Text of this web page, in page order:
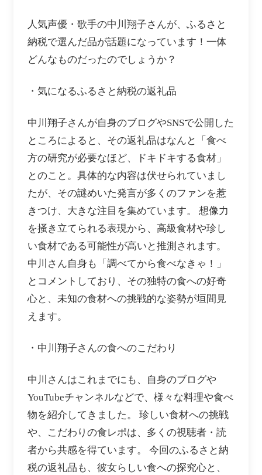
人気声優・歌手の中川翔子さんが、ふるさと
納税で選んだ品が話題になっています！一体
どんなものだったのでしょうか？
・気になるふるさと納税の返礼品
中川翔子さんが自身のブログやSNSで公開した
ところによると、その返礼品はなんと「食べ
方の研究が必要なほど、ドキドキする食材」
とのこと。具体的な内容は伏せられていまし
たが、その謎めいた発言が多くのファンを惹
きつけ、大きな注目を集めています。 想像力
を掻き立てられる表現から、高級食材や珍し
い食材である可能性が高いと推測されます。
中川さん自身も「調べてから食べなきゃ！」
とコメントしており、その独特の食への好奇
心と、未知の食材への挑戦的な姿勢が垣間見
えます。
・中川翔子さんの食へのこだわり
中川さんはこれまでにも、自身のブログや
YouTubeチャンネルなどで、様々な料理や食べ
物を紹介してきました。 珍しい食材への挑戦
や、こだわりの食レポは、多くの視聴者・読
者から共感を得ています。 今回のふるさと納
税の返礼品も、彼女らしい食への探究心と、